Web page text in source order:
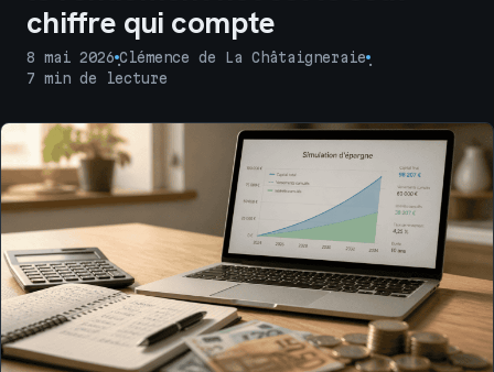
MARKETING
chiffre qui compte
8 mai 2026
·
Clémence de La Châtaigneraie
·
7 min de lecture